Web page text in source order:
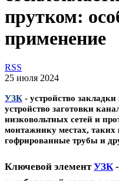
прутком:
применение
RSS
25 июля 2024
УЗК - устройство
устройство заготовки
низковольтных сетей и
монтажнику местах,
гофрированные трубы и
Ключевой элемент УЗК